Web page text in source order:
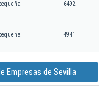
6492
4941
Empresas de Sevilla